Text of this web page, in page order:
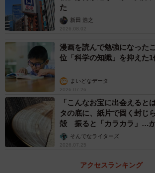
と欲するを見るなり。大いに道を亡う
自りは、天は尽く扶持して之を安全
すれば、事は彊勉に在るのみ
とあります。前漢の武帝に仕えた儒学者
相関説」にもとづく考え方です。国家が
ちを犯そうという時には、天は先ず「災
皇帝の過ちを咎めます。それを君主が省
ば、次に「怪異」を出して驚かせ戒めま
でも君主が態度を改めないのであれば、
って来るのです。天と人の行ないが連動
します。「怪異」は「災害」と対になる
た
新田 浩之
2026.08.02
漫画を読んで勉強になった
位「科学の知識」を抑えた1
まいどなデータ
2026.07.26
「こんなお宝に出会えると
タの底に、紙片で固く封じ
殻 振ると「カラカラ」…
ら推察された意外な用途
そんでなライターズ
2026.07.25
アクセスランキング